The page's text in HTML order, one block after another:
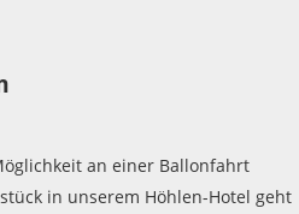
an einer Ballonfahrt
in unserem Höhlen-Hotel geht